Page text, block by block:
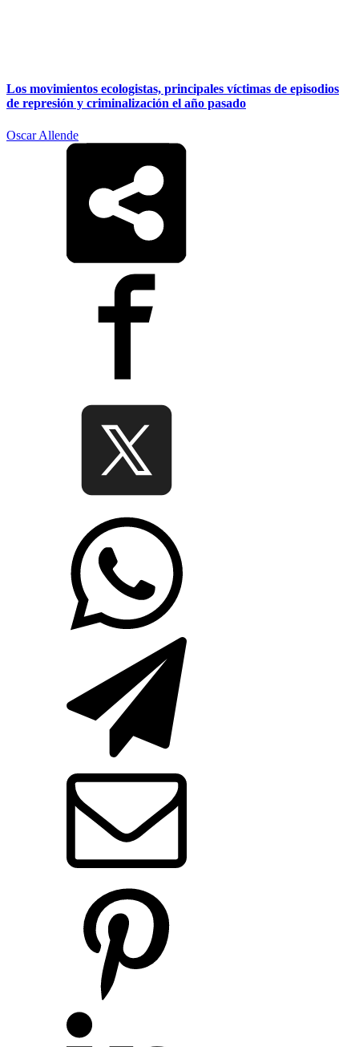
Los movimientos ecologistas, principales víctimas de episodios
de represión y criminalización el año pasado
Oscar Allende